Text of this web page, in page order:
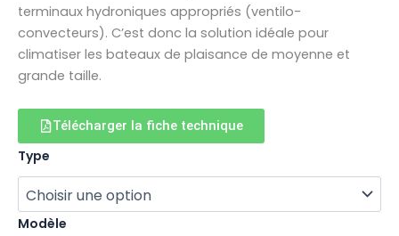
terminaux hydroniques appropriés (ventilo-
convecteurs). C’est donc la solution idéale pour
climatiser les bateaux de plaisance de moyenne et
grande taille.
Télécharger la fiche technique
Type
Modèle
quantité
de
Chiller
eau
glacé